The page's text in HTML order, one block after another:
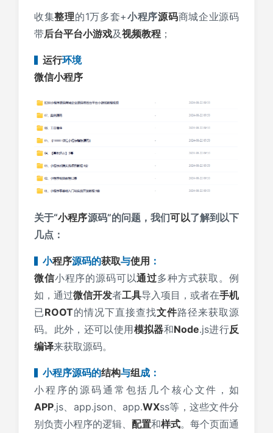
收集整理的1万多套+小程序源码商城企业源码
带后台平台小游戏及视频教程 ；
运行环境
微信小程序
关于“小程序源码”的问题，我们可以了解到以下
几点：
小程序源码的获取与使用 ：
微信小程序的源码可以通过多种方式获取。例
如，通过微信开发者工具导入项目，或者在手机
已ROOT的情况下直接查找文件路径来获取源
码。此外，还可以使用模拟器和Node.js进行反
编译来获取源码。
小程序源码的结构与组成：
小程序的源码通常包括几个核心文件，如
APP.js、app.json、app.WXss等，这些文件分
别负责小程序的逻辑、 配置和样式。每个页面通